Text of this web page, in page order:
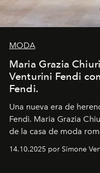
MODA
Maria Grazia
Venturini Fendi
Fendi.
Una nueva era de
Fendi. Maria Grazia
de la casa de moda
14.10.2025 por Simone